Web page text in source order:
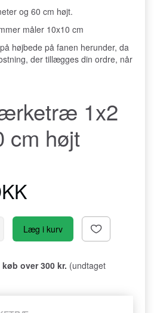
og 60 cm højt.
måler 10x10 cm
højbede på fanen herunder, da
der tillægges din ordre, når
1x2
cm højt
Læg i kurv
over 300 kr. (undtaget